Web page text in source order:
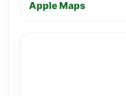
Apple Maps